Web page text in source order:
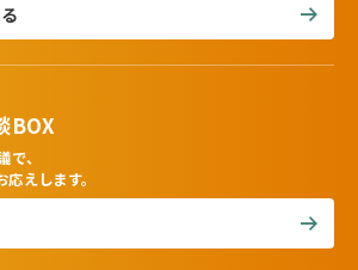
BOX
で、
えします。